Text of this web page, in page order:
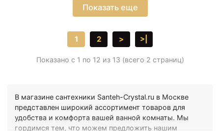
Показать еще
1 2 > >|
Показано с 1 по 12 из 13 (всего 2 страниц)
В магазине сантехники Santeh-Crystal.ru в Москве
представлен широкий ассортимент товаров для
удобства и комфорта вашей ванной комнаты. Мы
гордимся тем, что можем предложить нашим